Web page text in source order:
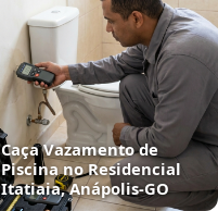
Caça Vazamento de
Piscina no Residencial
Itatiaia, Anápolis‑GO